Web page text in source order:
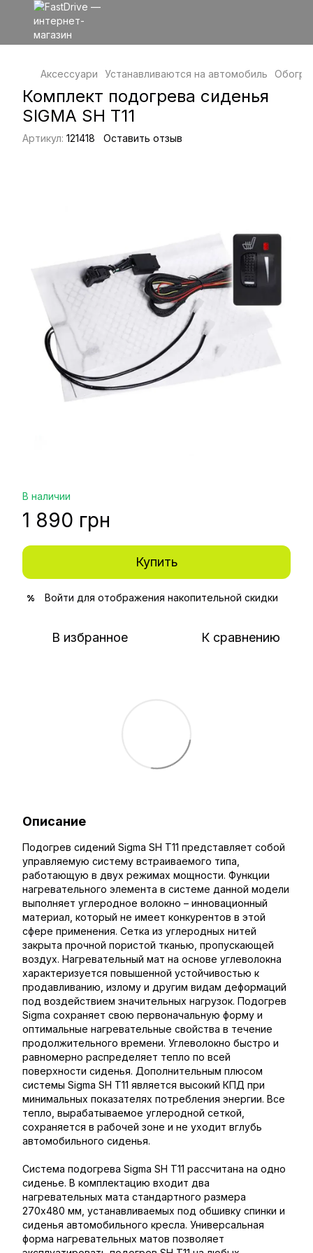
Аксессуари Устанавливаются на автомобиль
Комплект подогрева сиденья
SIGMA SH T11
Артикул: 121418 Оставить отзыв
В наличии
1 890 грн
Купить
% Войти для отображения накопительной скидки
В избранное К сравнению
Описание
Подогрев сидений Sigma SH T11 представляет собой
управляемую систему встраиваемого типа,
работающую в двух режимах мощности. Функции
нагревательного элемента в системе данной модели
выполняет углеродное волокно – инновационный
материал, который не имеет конкурентов в этой
сфере применения. Сетка из углеродных нитей
закрыта прочной пористой тканью, пропускающей
воздух. Нагревательный мат на основе углеволокна
характеризуется повышенной устойчивостью к
продавливанию, излому и другим видам деформаций
под воздействием значительных нагрузок. Подогрев
Sigma сохраняет свою первоначальную форму и
оптимальные нагревательные свойства в течение
продолжительного времени. Углеволокно быстро и
равномерно распределяет тепло по всей
поверхности сиденья. Дополнительным плюсом
системы Sigma SH T11 является высокий КПД при
минимальных показателях потребления энергии. Все
тепло, вырабатываемое углеродной сеткой,
сохраняется в рабочей зоне и не уходит вглубь
автомобильного сиденья.
Система подогрева Sigma SH T11 рассчитана на одно
сиденье. В комплектацию входит два
нагревательных мата стандартного размера
270х480 мм, устанавливаемых под обшивку спинки и
сиденья автомобильного кресла. Универсальная
форма нагревательных матов позволяет